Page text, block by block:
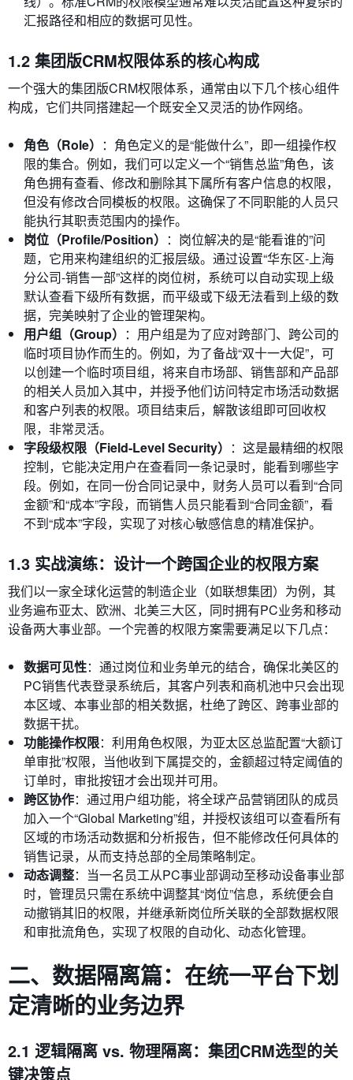
汇报路径和相应的数据可见性。
1.2 集团版CRM权限体系的核心构成
一个强大的集团版CRM权限体系，通常由以下几个核心组件
构成，它们共同搭建起一个既安全又灵活的协作网络。
角色（Role） ：角色定义的是“能做什么”，即一组操作权
限的集合。例如，我们可以定义一个“销售总监”角色，该
角色拥有查看、修改和删除其下属所有客户信息的权限，
但没有修改合同模板的权限。这确保了不同职能的人员只
能执行其职责范围内的操作。
岗位（Profile/Position） ：岗位解决的是“能看谁的”问
题，它用来构建组织的汇报层级。通过设置“华东区-上海
分公司-销售一部”这样的岗位树，系统可以自动实现上级
默认查看下级所有数据，而平级或下级无法看到上级的数
据，完美映射了企业的管理架构。
用户组（Group） ：用户组是为了应对跨部门、跨公司的
临时项目协作而生的。例如，为了备战“双十一大促”，可
以创建一个临时项目组，将来自市场部、销售部和产品部
的相关人员加入其中，并授予他们访问特定市场活动数据
和客户列表的权限。项目结束后，解散该组即可回收权
限，非常灵活。
字段级权限（Field-Level Security） ：这是最精细的权限
控制，它能决定用户在查看同一条记录时，能看到哪些字
段。例如，在同一份合同记录中，财务人员可以看到“合同
金额”和“成本”字段，而销售人员只能看到“合同金额”，看
不到“成本”字段，实现了对核心敏感信息的精准保护。
1.3 实战演练：设计一个跨国企业的权限方案
我们以一家全球化运营的制造企业（如联想集团）为例，其
业务遍布亚太、欧洲、北美三大区，同时拥有PC业务和移动
设备两大事业部。一个完善的权限方案需要满足以下几点：
数据可见性：通过岗位和业务单元的结合，确保北美区的
PC销售代表登录系统后，其客户列表和商机池中只会出现
本区域、本事业部的相关数据，杜绝了跨区、跨事业部的
数据干扰。
功能操作权限：利用角色权限，为亚太区总监配置“大额订
单审批”权限，当他收到下属提交的，金额超过特定阈值的
订单时，审批按钮才会出现并可用。
跨区协作：通过用户组功能，将全球产品营销团队的成员
加入一个“Global Marketing”组，并授权该组可以查看所有
区域的市场活动数据和分析报告，但不能修改任何具体的
销售记录，从而支持总部的全局策略制定。
动态调整：当一名员工从PC事业部调动至移动设备事业部
时，管理员只需在系统中调整其“岗位”信息，系统便会自
动撤销其旧的权限，并继承新岗位所关联的全部数据权限
和审批流角色，实现了权限的自动化、动态化管理。
二、数据隔离篇：在统一平台下划
定清晰的业务边界
2.1 逻辑隔离 vs. 物理隔离：集团CRM选型的关
键决策点